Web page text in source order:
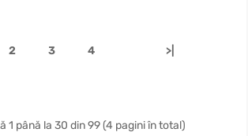
2 3 4 >|
1 până la 30 din 99 (4 pagini în total)